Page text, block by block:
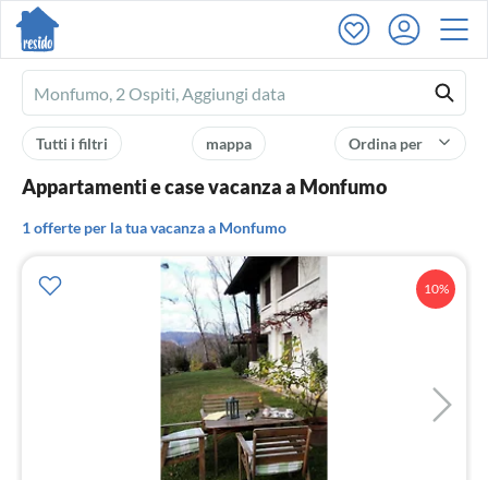
Ferienhausmiete
logo
Ordina per
mappa
Tutti i filtri
Appartamenti e case vacanza a Monfumo
1 offerte per la tua vacanza a Monfumo
10%